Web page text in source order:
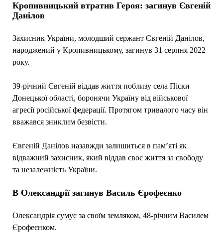
Кропивницький втратив Героя: загинув Євгеній
Данілов
Захисник України, молодший сержант Євгеній Данілов,
народжений у Кропивницькому, загинув 31 серпня 2022
року.
39-річний Євгеній віддав життя поблизу села Піски
Донецької області, боронячи Україну від військової
агресії російської федерації. Протягом тривалого часу він
вважався зниклим безвісти.
Євгеній Данілов назавжди залишиться в пам’яті як
відважний захисник, який віддав своє життя за свободу
та незалежність України.
В Олександрії загинув Василь Єрофеєнко
Олександрія сумує за своїм земляком, 48-річним Василем
Єрофеєнком.